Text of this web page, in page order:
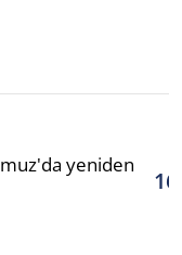
yeniden